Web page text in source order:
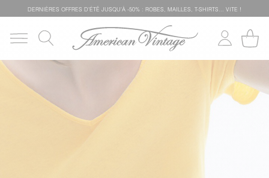
DERNIÈRES OFFRES D'ÉTÊ JUSQU'À -50% : ROBES, MAILLES, T-SHIRTS... VITE !